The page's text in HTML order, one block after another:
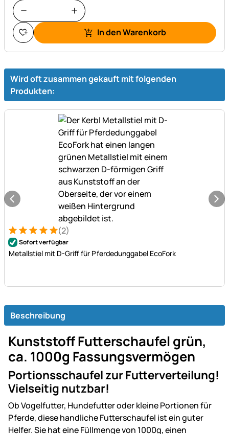
In den Warenkorb
Wird oft zusammen gekauft mit folgenden
Produkten:
Bewertung: 5 von 5 (2 Bewertungen)
2 Bewertungen
(2)
Sofort verfügbar
Metallstiel mit D-Griff für Pferdedunggabel EcoFork
Beschreibung
Kunststoff Futterschaufel grün,
ca. 1000g Fassungsvermögen
Portionsschaufel zur Futterverteilung!
Vielseitig nutzbar!
Ob Vogelfutter, Hundefutter oder kleine Portionen für
Pferde, diese handliche Futterschaufel ist ein guter
Helfer. Sie hat eine Füllmenge von 1000g, einen